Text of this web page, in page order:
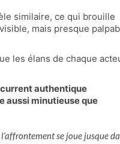
similaire, ce qui brouille
mais presque
les élans de chaque
authentique
aussi minutieuse que
se joue jusque